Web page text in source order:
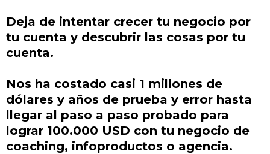
Deja de intentar crecer tu negocio por
tu cuenta y descubrir las cosas por tu
cuenta.
Nos ha costado casi 1 millones de
dólares y años de prueba y error hasta
llegar al paso a paso probado para
lograr 100.000 USD con tu negocio de
coaching, infoproductos o agencia.